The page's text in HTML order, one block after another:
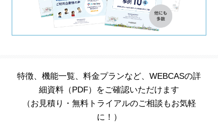
特徴、機能一覧、料金プランなど、WEBCASの詳
細資料（PDF）をご確認いただけます
（お見積り・無料トライアルのご相談もお気軽
に！）